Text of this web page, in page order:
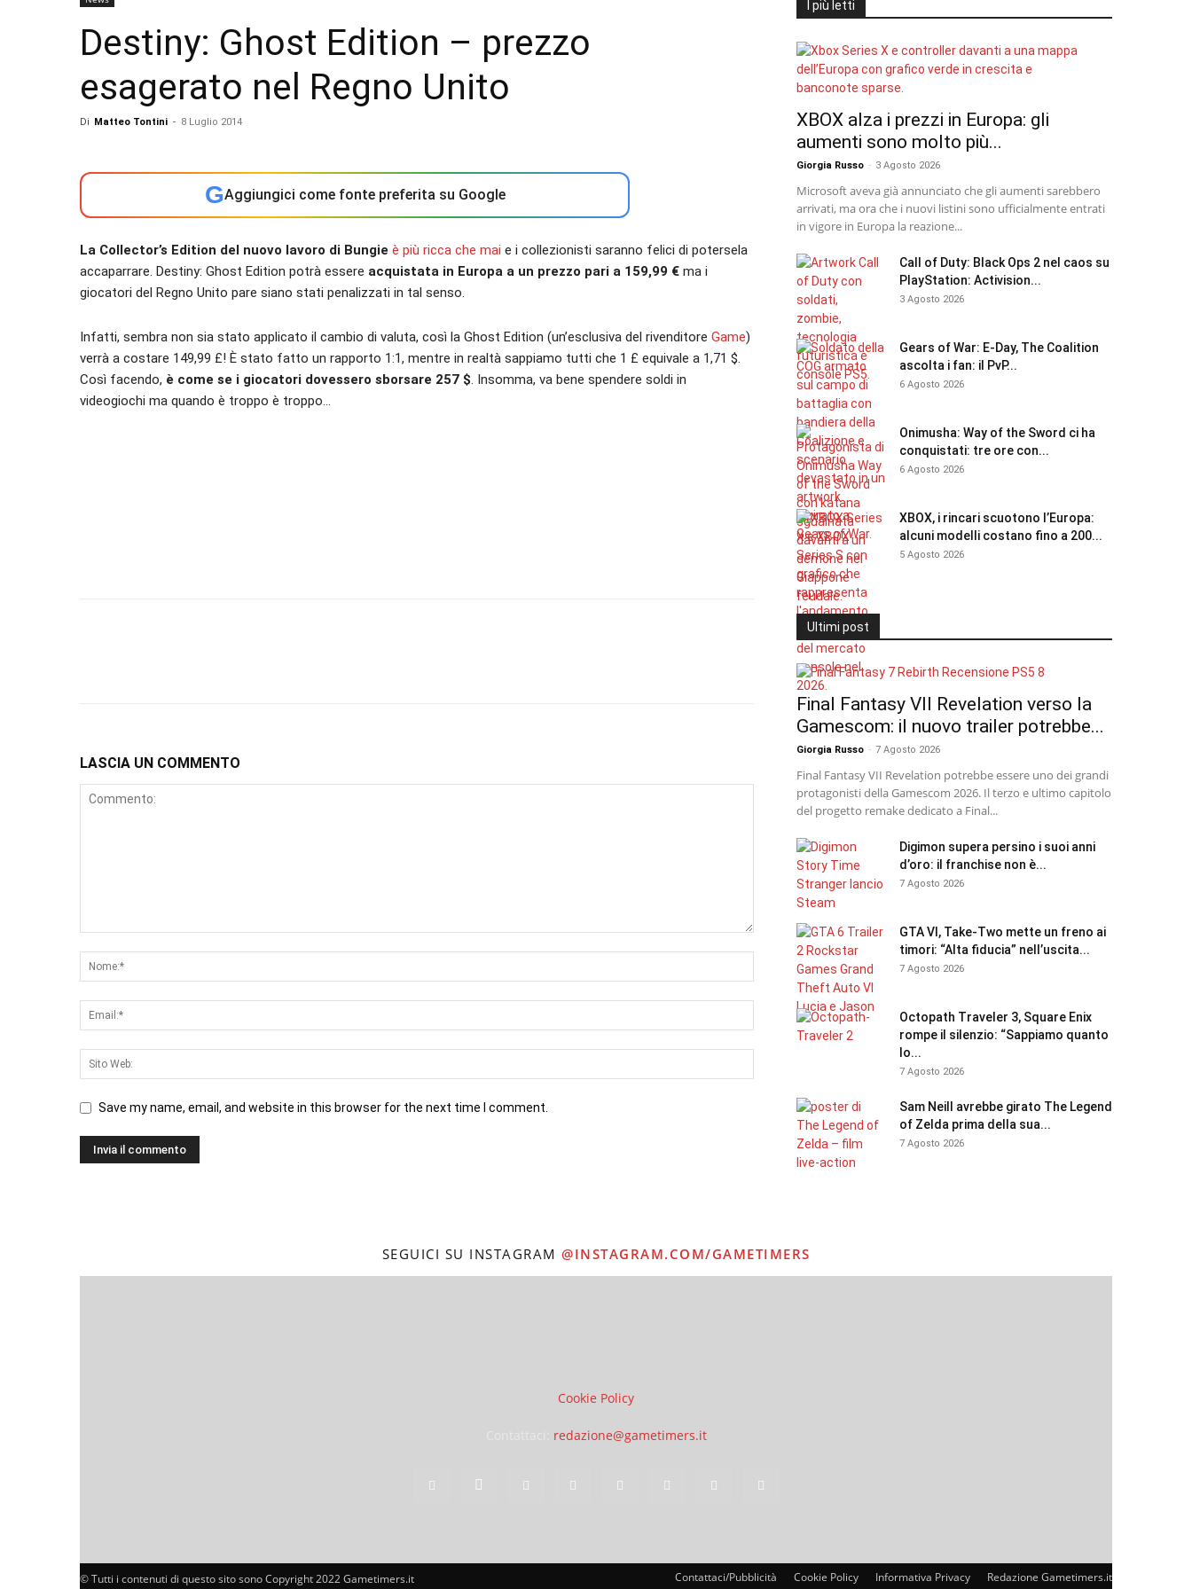
Destiny: Ghost Edition – prezzo
esagerato nel Regno Unito
Di Matteo Tontini - 8 Luglio 2014
GAggiungici come fonte preferita su Google
La Collector’s Edition del nuovo lavoro di Bungie è più ricca che mai e i collezionisti saranno felici di potersela
accaparrare. Destiny: Ghost Edition potrà essere acquistata in Europa a un prezzo pari a 159,99 € ma i
giocatori del Regno Unito pare siano stati penalizzati in tal senso.
Infatti, sembra non sia stato applicato il cambio di valuta, così la Ghost Edition (un’esclusiva del rivenditore Game)
verrà a costare 149,99 £! È stato fatto un rapporto 1:1, mentre in realtà sappiamo tutti che 1 £ equivale a 1,71 $.
Così facendo, è come se i giocatori dovessero sborsare 257 $. Insomma, va bene spendere soldi in
videogiochi ma quando è troppo è troppo…
LASCIA UN COMMENTO
Save my name, email, and website in this browser for the next time I comment.
I più letti
XBOX alza i prezzi in Europa: gli
aumenti sono molto più...
Giorgia Russo - 3 Agosto 2026
Microsoft aveva già annunciato che gli aumenti sarebbero
arrivati, ma ora che i nuovi listini sono ufficialmente entrati
in vigore in Europa la reazione...
Call of Duty: Black Ops 2 nel caos su
PlayStation: Activision...
3 Agosto 2026
Gears of War: E-Day, The Coalition
ascolta i fan: il PvP...
6 Agosto 2026
Onimusha: Way of the Sword ci ha
conquistati: tre ore con...
6 Agosto 2026
XBOX, i rincari scuotono l’Europa:
alcuni modelli costano fino a 200...
5 Agosto 2026
Ultimi post
Final Fantasy VII Revelation verso la
Gamescom: il nuovo trailer potrebbe...
Giorgia Russo - 7 Agosto 2026
Final Fantasy VII Revelation potrebbe essere uno dei grandi
protagonisti della Gamescom 2026. Il terzo e ultimo capitolo
del progetto remake dedicato a Final...
Digimon supera persino i suoi anni
d’oro: il franchise non è...
7 Agosto 2026
GTA VI, Take-Two mette un freno ai
timori: “Alta fiducia” nell’uscita...
7 Agosto 2026
Octopath Traveler 3, Square Enix
rompe il silenzio: “Sappiamo quanto
lo...
7 Agosto 2026
Sam Neill avrebbe girato The Legend
of Zelda prima della sua...
7 Agosto 2026
SEGUICI SU INSTAGRAM @INSTAGRAM.COM/GAMETIMERS
Cookie Policy
redazione@gametimers.it
Contattaci/Pubblicità Cookie Policy Informativa Privacy Redazione Gametimers.it
© Tutti i contenuti di questo sito sono Copyright 2022 Gametimers.it